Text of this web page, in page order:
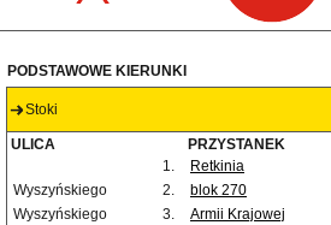
PODSTAWOWE KIERUNKI
Stoki
ULICA PRZYSTANEK
1.
Retkinia
Wyszyńskiego
2. blok 270
Wyszyńskiego
3. Armii Krajowej